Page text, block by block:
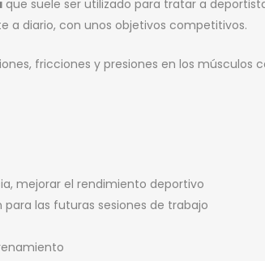
que suele ser utilizado para tratar a
a diario, con unos objetivos competitivos.
fricciones y presiones en los músculos
mejorar el rendimiento deportivo
las futuras sesiones de trabajo